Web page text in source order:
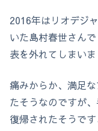
2016年はリオデジ
いた島村春世さん
表を外れてしまいま
痛みからか、満足
たそうなのですが
復帰されたそうです